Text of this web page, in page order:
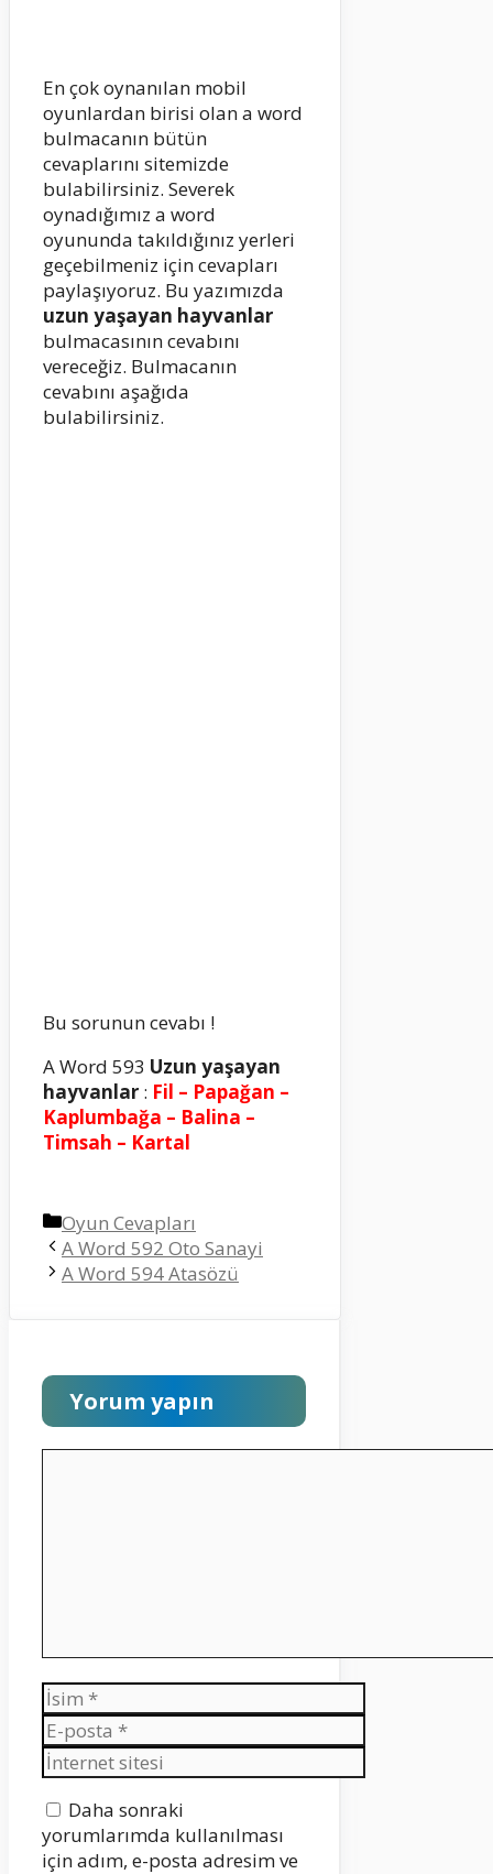
En çok oynanılan mobil
oyunlardan birisi olan a word
bulmacanın bütün
cevaplarını sitemizde
bulabilirsiniz. Severek
oynadığımız a word
oyununda takıldığınız yerleri
geçebilmeniz için cevapları
paylaşıyoruz. Bu yazımızda
uzun yaşayan hayvanlar
bulmacasının cevabını
vereceğiz. Bulmacanın
cevabını aşağıda
bulabilirsiniz.
Bu sorunun cevabı !
A Word 593 Uzun yaşayan
hayvanlar : Fil – Papağan –
Kaplumbağa – Balina –
Timsah – Kartal
Kategoriler
Oyun Cevapları
A Word 592 Oto Sanayi
A Word 594 Atasözü
Yorum yapın
İsim
E-
posta
İnternet
sitesi
Daha sonraki
yorumlarımda kullanılması
için adım, e-posta adresim ve